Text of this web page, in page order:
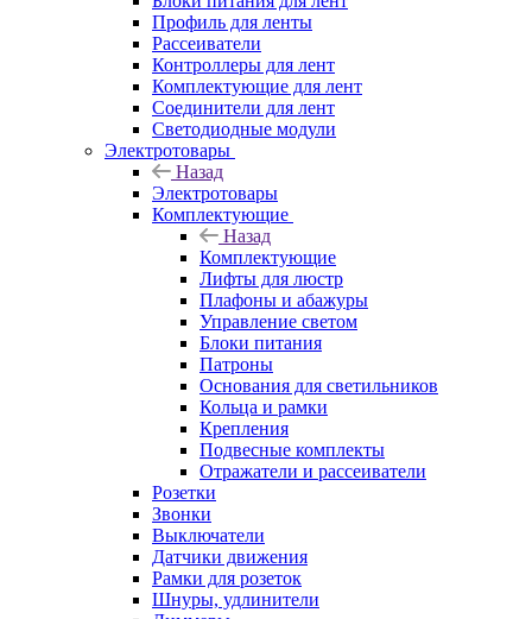
Профиль для ленты
Рассеиватели
Контроллеры для лент
Комплектующие для лент
Соединители для лент
Светодиодные модули
Электротовары
Назад
Электротовары
Комплектующие
Назад
Комплектующие
Лифты для люстр
Плафоны и абажуры
Управление светом
Блоки питания
Патроны
Основания для светильников
Кольца и рамки
Крепления
Подвесные комплекты
Отражатели и рассеиватели
Розетки
Звонки
Выключатели
Датчики движения
Рамки для розеток
Шнуры, удлинители